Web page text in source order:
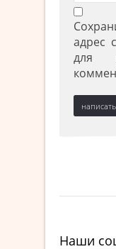
адрес
для
Наши